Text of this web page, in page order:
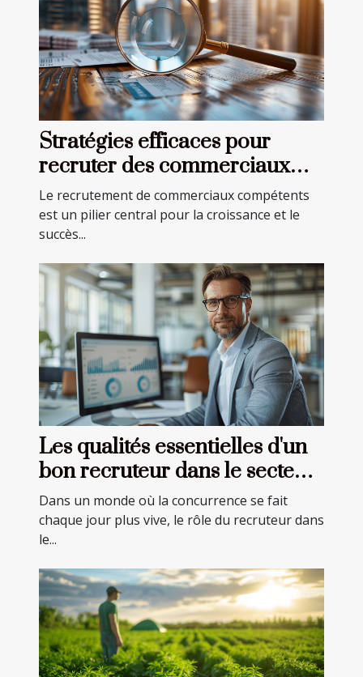
Stratégies efficaces pour
recruter des commerciaux
dans divers secteurs
Le recrutement de commerciaux compétents
est un pilier central pour la croissance et le
succès...
Les qualités essentielles d'un
bon recruteur dans le secteur
commercial
Dans un monde où la concurrence se fait
chaque jour plus vive, le rôle du recruteur dans
le...